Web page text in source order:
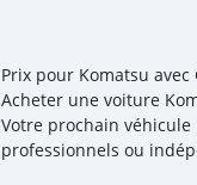
Prix pour Komatsu avec
Acheter une voiture
Votre prochain
professionnels ou